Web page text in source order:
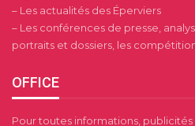
– Les actualités des Éperviers
– Les conférences de presse,
portraits et dossiers, les
OFFICE
Pour toutes informations,